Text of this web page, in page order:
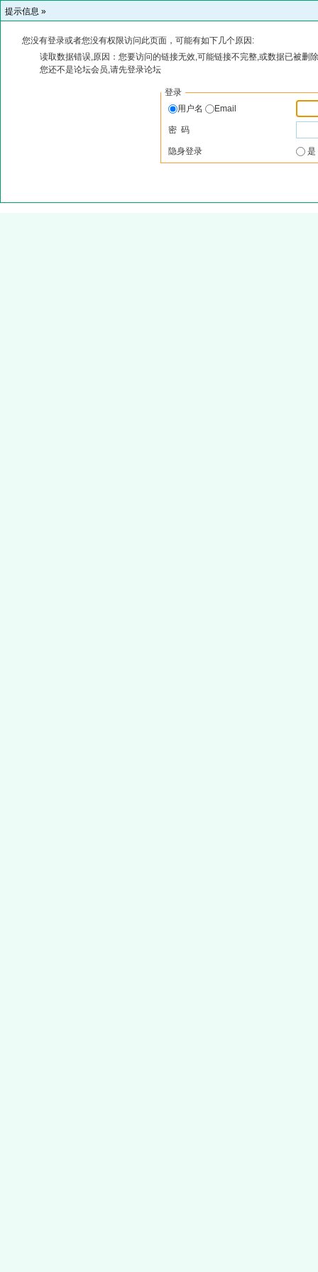
提示信息 »
您没有登录或者您没有权限访问此页面，可能有如下几个原因:
读取数据错误,原因：您要访问的链接无效,可能链接不完整,或数据已被删
您还不是论坛会员,请先登录论坛
登录
用户名
Email
密 码
隐身登录